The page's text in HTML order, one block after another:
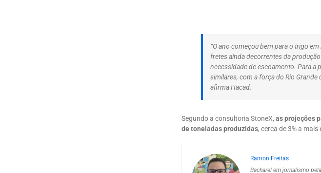
“O ano começou bem para o trigo
fretes ainda decorrentes da
necessidade de escoamento. Para a
similares, com a força do Rio Grande
afirma Hacad.
Segundo a consultoria StoneX, as projeções
de toneladas produzidas, cerca de 3% a
Ramon Freitas
Bacharel em jornalismo